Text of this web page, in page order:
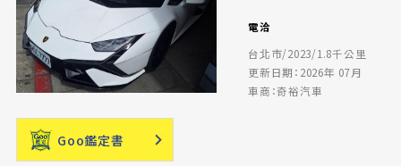
電洽
台北市/2023/1.8千公里
更新日期：2026年 07月
車商：奇裕汽車
Goo鑑定書